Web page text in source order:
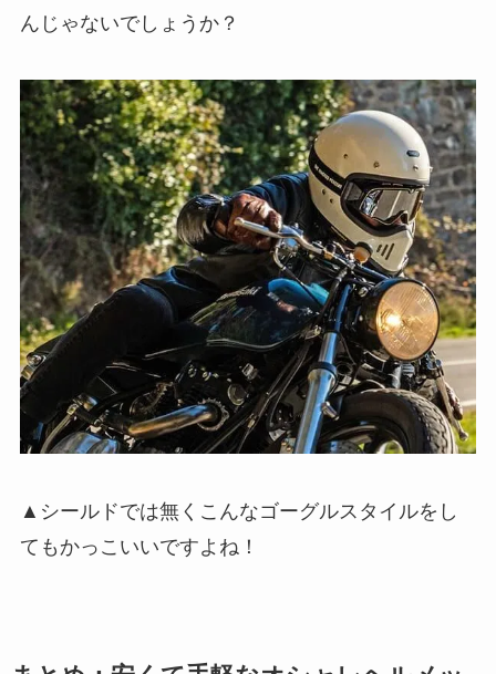
んじゃないでしょうか？
▲シールドでは無くこんなゴーグルスタイルをし
てもかっこいいですよね！